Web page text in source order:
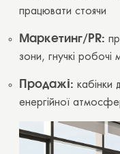
працювати стоячи
Маркетинг/PR:
зони, гнучкі робочі
Продажі: кабінки
енергійної